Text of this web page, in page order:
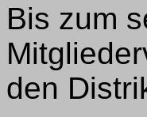
Bis zum
den